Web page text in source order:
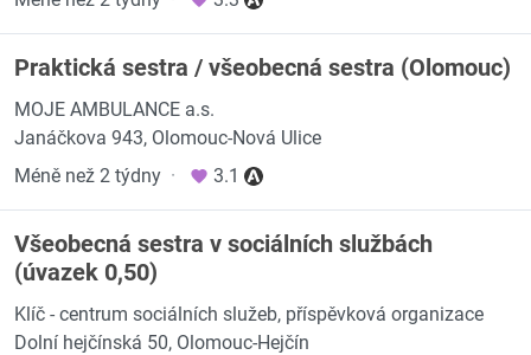
Praktická sestra / všeobecná sestra (Olomouc)
MOJE AMBULANCE a.s.
Janáčkova 943, Olomouc-Nová Ulice
Méně než 2 týdny · 3.1
Všeobecná sestra v sociálních službách
(úvazek 0,50)
Klíč - centrum sociálních služeb, příspěvková organizace
Dolní hejčínská 50, Olomouc-Hejčín